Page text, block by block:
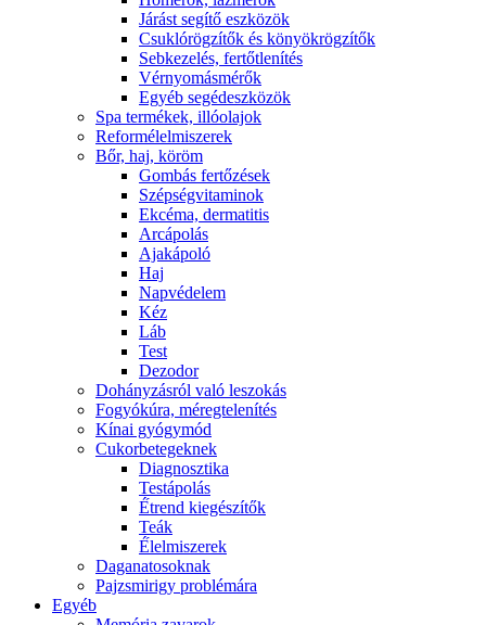
Járást segítő eszközök
Csuklórögzítők és könyökrögzítők
Sebkezelés, fertőtlenítés
Vérnyomásmérők
Egyéb segédeszközök
Spa termékek, illóolajok
Reformélelmiszerek
Bőr, haj, köröm
Gombás fertőzések
Szépségvitaminok
Ekcéma, dermatitis
Arcápolás
Ajakápoló
Haj
Napvédelem
Kéz
Láb
Test
Dezodor
Dohányzásról való leszokás
Fogyókúra, méregtelenítés
Kínai gyógymód
Cukorbetegeknek
Diagnosztika
Testápolás
É́trend kiegészítők
Teák
É́lelmiszerek
Daganatosoknak
Pajzsmirigy problémára
Egyéb